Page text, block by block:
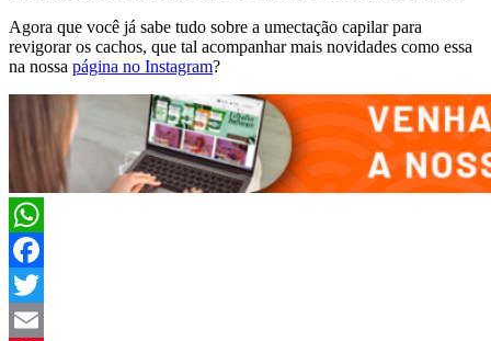
Agora que você já sabe tudo sobre a umectação capilar para
revigorar os cachos, que tal acompanhar mais novidades como essa
na nossa página no Instagram?
WhatsApp
Facebook
Twitter